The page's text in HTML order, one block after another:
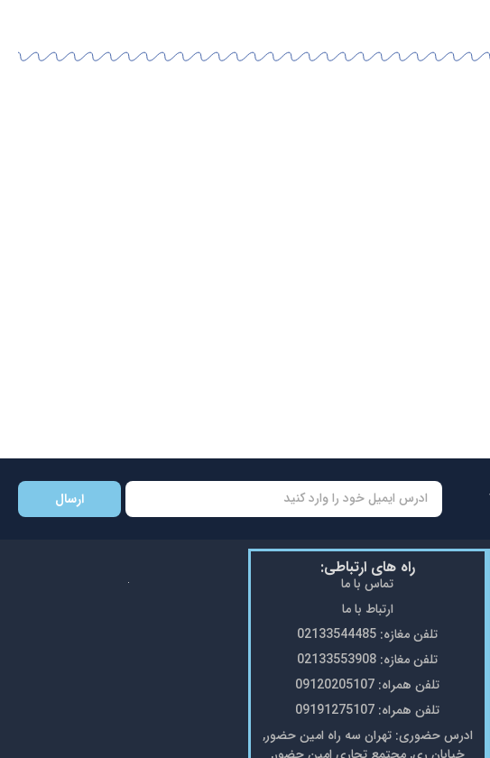
ارسال
راه های ارتباطی:
تماس با ما
ارتباط با ما
تلفن مغازه: 02133544485
تلفن مغازه: 02133553908
تلفن همراه: 09120205107
تلفن همراه: 09191275107
ادرس حضوری: تهران سه راه امین حضور,